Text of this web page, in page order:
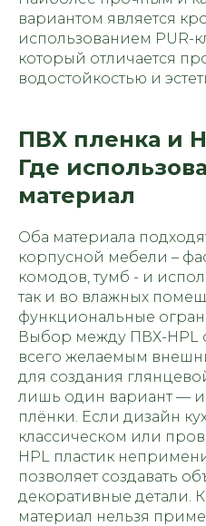
вариантом является
использованием PUR-
который отличается
водостойкостью и
ПВХ пленка и
Где
материал
Оба материала
корпусной мебели –
комодов, тумб - и
так и во влажных
функциональные
Выбор между ПВХ-HPL
всего желаемым
для создания
лишь один вариант —
плёнки. Если дизайн
классическом или
HPL пластик
позволяет создавать
декоративные детали.
материал нельзя